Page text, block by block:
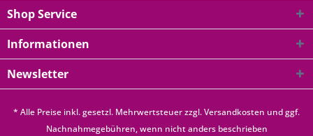
Shop Service
Informationen
Newsletter
* Alle Preise inkl. gesetzl. Mehrwertsteuer zzgl.Versandkosten und ggf.
Nachnahmegebühren, wenn nicht anders beschrieben